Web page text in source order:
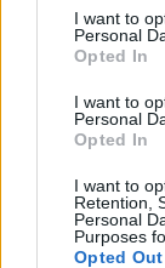
I want to
Personal
Opted In
I want to
Personal
Opted In
I want to
Retention,
Personal
Purposes
Opted Out